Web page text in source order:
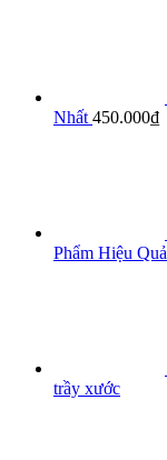
Nhất 450.000₫
Phẩm Hiệu Quả
trầy xước